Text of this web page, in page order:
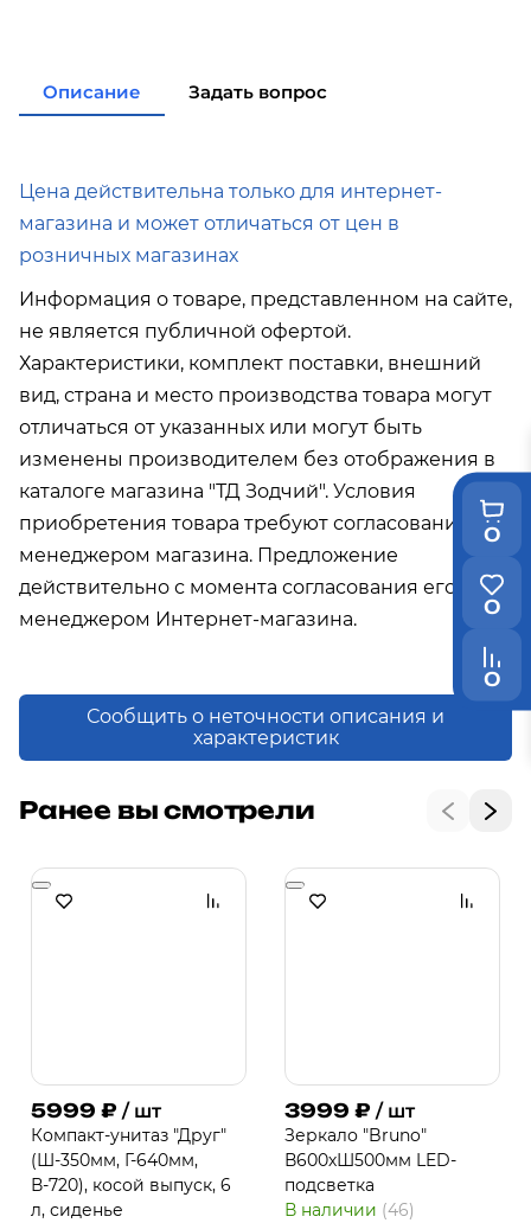
0
0
0
от 35 000р
в город Поронайск при покупке
Описание Задать вопрос
Цена действительна только для интернет-
магазина и может отличаться от цен в
розничных магазинах
Информация о товаре, представленном на сайте,
не является публичной офертой.
Характеристики, комплект поставки, внешний
вид, страна и место производства товара могут
отличаться от указанных или могут быть
изменены производителем без отображения в
каталоге магазина "ТД Зодчий". Условия
приобретения товара требуют согласования с
менеджером магазина. Предложение
действительно с момента согласования его с
менеджером Интернет-магазина.
Сообщить о неточности описания и
характеристик
Ранее вы смотрели
5999 ₽ / шт
Компакт-унитаз "Друг"
(Ш-350мм, Г-640мм,
В-720), косой выпуск, 6
л, сиденье
3999 ₽ / шт
Зеркало "Bruno"
В600хШ500мм LED-
подсветка
В наличии (46)